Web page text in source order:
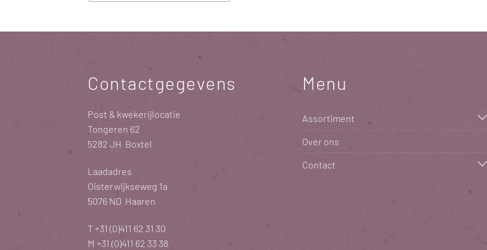
Contactgegevens
Post & kwekerijlocatie
Tongeren 62
5282 JH Boxtel
Laadadres
Oisterwijkseweg 1a
5076 ND Haaren
T+31 (0)411 62 31 30
M +31 (0)411 62 33 38
Menu
Assortiment
Over ons
Contact